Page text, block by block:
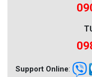
Support Online: